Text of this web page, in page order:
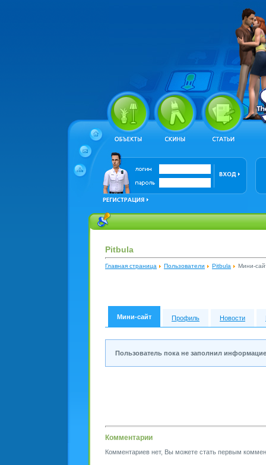
Pitbula
Главная страница Пользователи Pitbula Мини-
Мини-сайт Профиль Новости
Пользователь пока не заполнил
Комментарии
Комментариев нет, Вы можете стать первым